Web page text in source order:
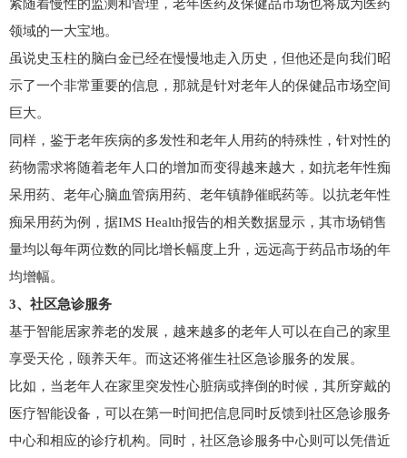
紧随着慢性的监测和管理，老年医药及保健品市场也将成为医药
领域的一大宝地。
虽说史玉柱的脑白金已经在慢慢地走入历史，但他还是向我们昭
示了一个非常重要的信息，那就是针对老年人的保健品市场空间
巨大。
同样，鉴于老年疾病的多发性和老年人用药的特殊性，针对性的
药物需求将随着老年人口的增加而变得越来越大，如抗老年性痴
呆用药、老年心脑血管病用药、老年镇静催眠药等。以抗老年性
痴呆用药为例，据IMS Health报告的相关数据显示，其市场销售
量均以每年两位数的同比增长幅度上升，远远高于药品市场的年
均增幅。
3、社区急诊服务
基于智能居家养老的发展，越来越多的老年人可以在自己的家里
享受天伦，颐养天年。而这还将催生社区急诊服务的发展。
比如，当老年人在家里突发性心脏病或摔倒的时候，其所穿戴的
医疗智能设备，可以在第一时间把信息同时反馈到社区急诊服务
中心和相应的诊疗机构。同时，社区急诊服务中心则可以凭借近